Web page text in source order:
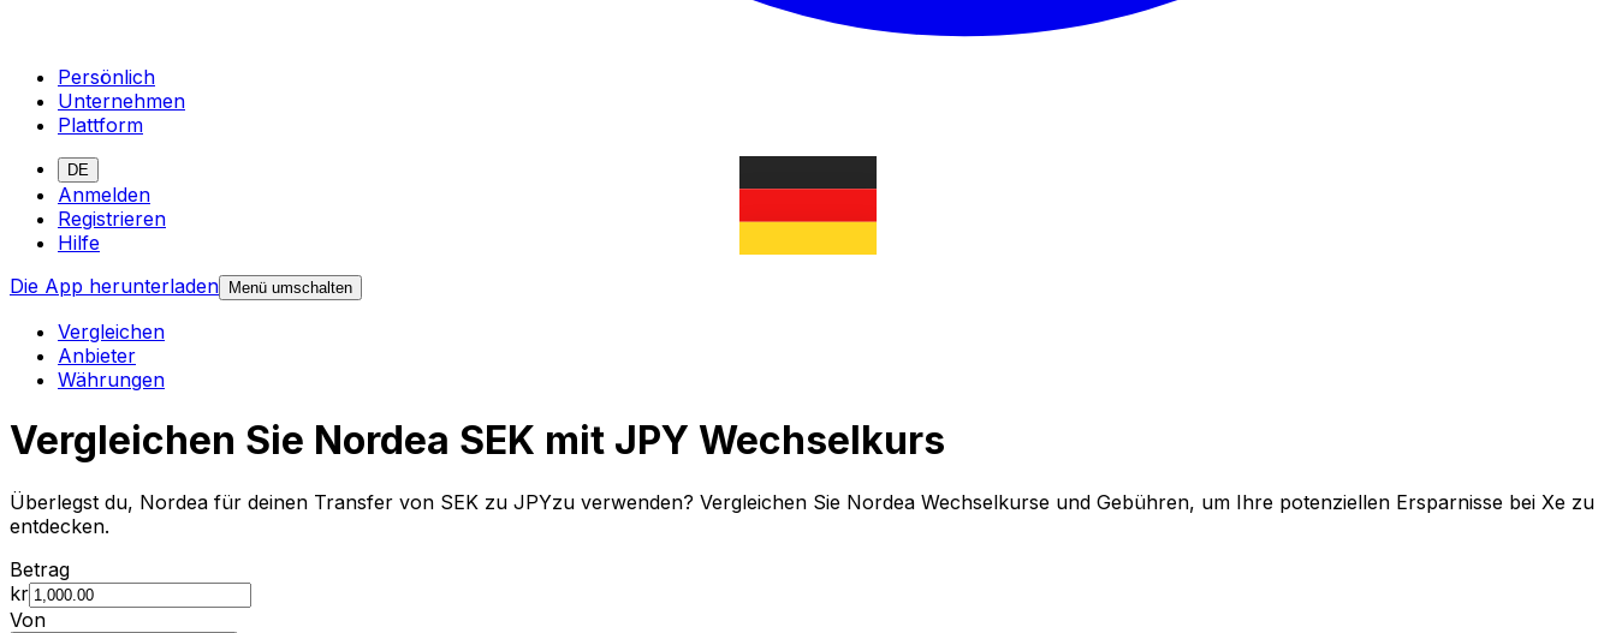
Persönlich
Unternehmen
Plattform
DE
Anmelden
Registrieren
Hilfe
Die App herunterladen Menü umschalten
Vergleichen
Anbieter
Währungen
Vergleichen Sie Nordea SEK mit JPY Wechselkurs
Überlegst du, Nordea für deinen Transfer von SEK zu JPYzu verwenden? Vergleichen Sie Nordea Wechselkurse und Gebühren, um Ihre potenziellen Ersparnisse bei Xe zu
entdecken.
Betrag
kr
Von